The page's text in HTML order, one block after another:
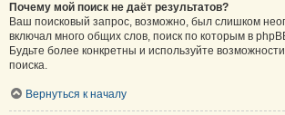
Почему мой поиск не даёт результатов?
Ваш поисковый запрос, возможно, был слишком
включал много общих слов, поиск по которым в
Будьте более конкретны и используйте
поиска.
Вернуться к началу